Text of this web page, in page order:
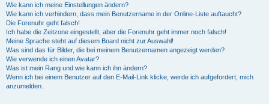
Wie kann ich meine Einstellungen ändern?
Wie kann ich verhindern, dass mein Benutzername in der Online-Liste auftaucht?
Die Forenuhr geht falsch!
Ich habe die Zeitzone eingestellt, aber die Forenuhr geht immer noch falsch!
Meine Sprache steht auf diesem Board nicht zur Auswahl!
Was sind das für Bilder, die bei meinem Benutzernamen angezeigt werden?
Wie verwende ich einen Avatar?
Was ist mein Rang und wie kann ich ihn ändern?
Wenn ich bei einem Benutzer auf den E-Mail-Link klicke, werde ich aufgefordert, mich
anzumelden.